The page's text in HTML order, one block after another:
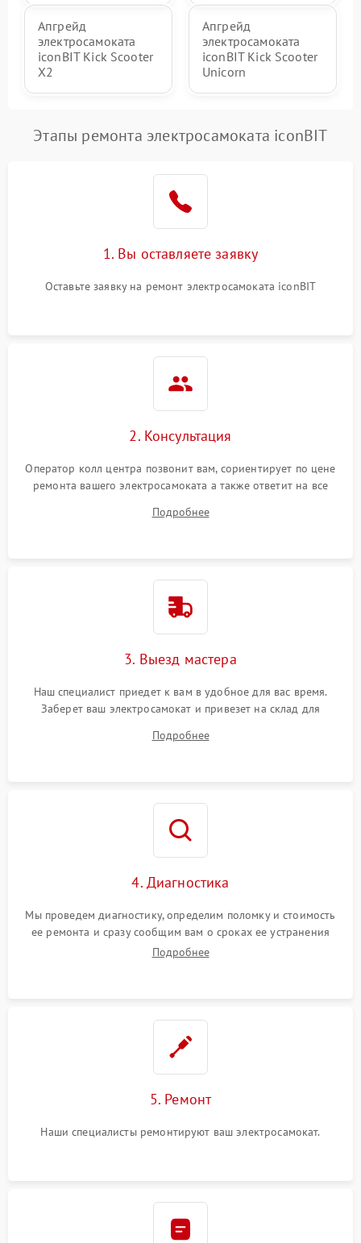
Апгрейд
электросамоката
iconBIT Kick Scooter
X2
Апгрейд
электросамоката
iconBIT Kick Scooter
Unicorn
Этапы ремонта электросамоката iconBIT
1. Вы оставляете заявку
Оставьте заявку на ремонт электросамоката iconBIT
2. Консультация
Оператор колл центра позвонит вам, сориентирует по цене
ремонта вашего электросамоката а также ответит на все
Подробнее
3. Выезд мастера
Наш специалист приедет к вам в удобное для вас время.
Заберет ваш электросамокат и привезет на склад для
Подробнее
4. Диагностика
Мы проведем диагностику, определим поломку и стоимость
ее ремонта и сразу сообщим вам о сроках ее устранения
Подробнее
5. Ремонт
Наши специалисты ремонтируют ваш электросамокат.